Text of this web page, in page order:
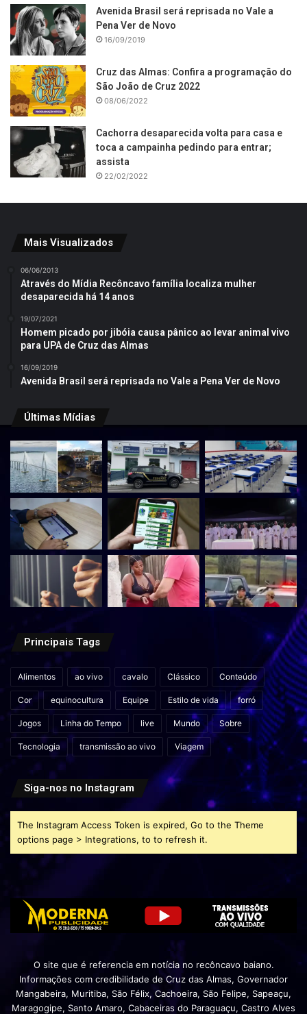
Avenida Brasil será reprisada no Vale a
Pena Ver de Novo
16/09/2019
Cruz das Almas: Confira a programação do
São João de Cruz 2022
08/06/2022
Cachorra desaparecida volta para casa e
toca a campainha pedindo para entrar;
assista
22/02/2022
Mais Visualizados
06/06/2013
Através do Mídia Recôncavo família localiza mulher
desaparecida há 14 anos
19/07/2021
Homem picado por jibóia causa pânico ao levar animal vivo
para UPA de Cruz das Almas
16/09/2019
Avenida Brasil será reprisada no Vale a Pena Ver de Novo
Últimas Mídias
Principais Tags
Alimentos ao vivo cavalo Clássico Conteúdo
Cor equinocultura Equipe Estilo de vida forró
Jogos Linha do Tempo live Mundo Sobre
Tecnologia transmissão ao vivo Viagem
Siga-nos no Instagram
The Instagram Access Token is expired, Go to the Theme
options page > Integrations, to to refresh it.
O site que é referencia em notícia no recôncavo baiano.
Informações com credibilidade de Cruz das Almas, Governador
Mangabeira, Muritiba, São Félix, Cachoeira, São Felipe, Sapeaçu,
Maragogipe, Santo Amaro, Cabaceiras do Paraguaçu, Castro Alves